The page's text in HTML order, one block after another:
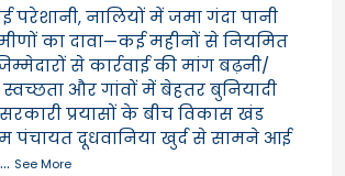
परेशानी, नालियों में जमा गंदा पानी
का दावा—कई महीनों से नियमित
से कार्रवाई की मांग बढ़नी/
स्वच्छता और गांवों में बेहतर बुनियादी
प्रयासों के बीच विकास खंड
पंचायत दूधवानिया खुर्द से सामने आई
... See More